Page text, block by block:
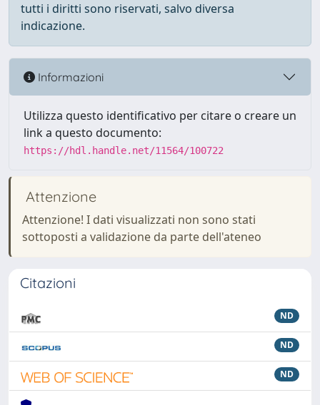
tutti i diritti sono riservati, salvo diversa
indicazione.
Informazioni
Utilizza questo identificativo per citare o creare un
link a questo documento:
https://hdl.handle.net/11564/100722
Attenzione
Attenzione! I dati visualizzati non sono stati
sottoposti a validazione da parte dell'ateneo
Citazioni
ND
ND
ND